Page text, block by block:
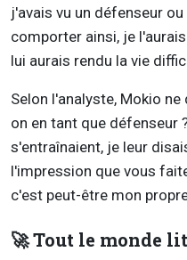
j'avais vu un défenseur
comporter ainsi, je
lui aurais rendu la vie
Selon l'analyste, Mokio
on en tant que défenseur
s'entraînaient, je leur
l'impression que vous
c'est peut-être mon
🚀 Tout le monde